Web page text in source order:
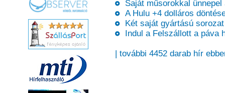
Saját műsorokkal ünnepel
A Hulu +4 dolláros
Két saját gyártású sorozat
Indul a Felszállott a páva
| további 4452 darab hír